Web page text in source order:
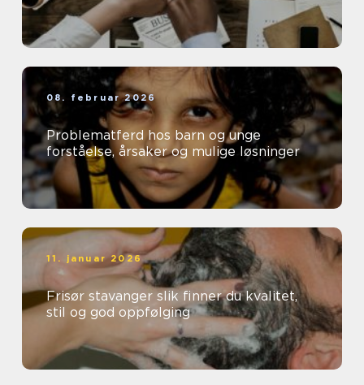
08. februar 2026
Problematferd hos barn og unge
forståelse, årsaker og mulige løsninger
11. januar 2026
Frisør stavanger slik finner du kvalitet,
stil og god oppfølging